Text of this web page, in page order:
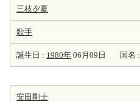
三枝夕夏
歌手
誕生日 : 1980年 06月09日 国名 :
安田剛士